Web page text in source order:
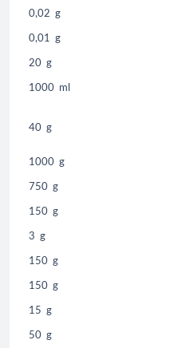
0,02 g
0,01 g
20 g
1000 ml
40 g
1000 g
750 g
150 g
3 g
150 g
150 g
15 g
50 g